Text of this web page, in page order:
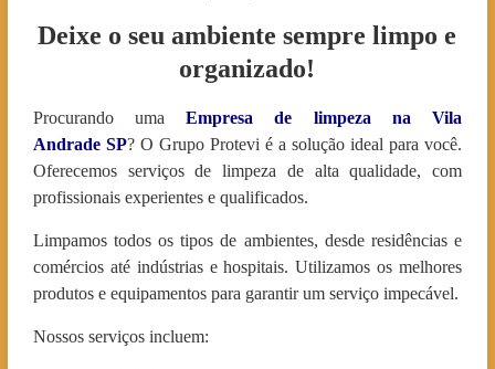
Deixe o seu ambiente sempre limpo e
organizado!
Procurando uma
Empresa de limpeza na Vila
Andrade SP? O Grupo Protevi é a solução ideal para você.
Oferecemos serviços de limpeza de alta qualidade, com
profissionais experientes e qualificados.
Limpamos todos os tipos de ambientes, desde residências e
comércios até indústrias e hospitais. Utilizamos os melhores
produtos e equipamentos para garantir um serviço impecável.
Nossos serviços incluem: